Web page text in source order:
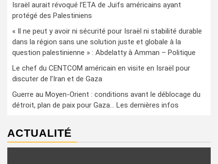
Israël aurait révoqué l’ETA de Juifs américains ayant
protégé des Palestiniens
« Il ne peut y avoir ni sécurité pour Israël ni stabilité durable
dans la région sans une solution juste et globale à la
question palestinienne » : Abdelatty à Amman – Politique
Le chef du CENTCOM américain en visite en Israël pour
discuter de l’Iran et de Gaza
Guerre au Moyen-Orient : conditions avant le déblocage du
détroit, plan de paix pour Gaza… Les dernières infos
ACTUALITÉ